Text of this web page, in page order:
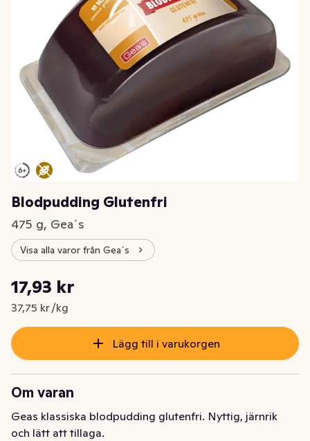
Blodpudding Glutenfri
475 g, Gea´s
Visa alla varor från Gea´s
Nuvarande pris är: 17,93 kr
17,93 kr
37,75 kr /kg
Styckpris: 37,75 kr /kg
Lägg till i varukorgen
Om varan
Geas klassiska blodpudding glutenfri. Nyttig, järnrik
och lätt att tillaga.